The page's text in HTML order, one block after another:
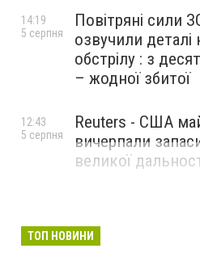
Повітряні сили
озвучили деталі
обстрілу : з
– жодної збитої
14:19
5 серпня
Reuters - США
вичерпали
великої
12:43
5 серпня
ТОП НОВИНИ